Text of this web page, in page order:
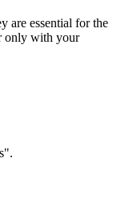
are essential for the
only with your